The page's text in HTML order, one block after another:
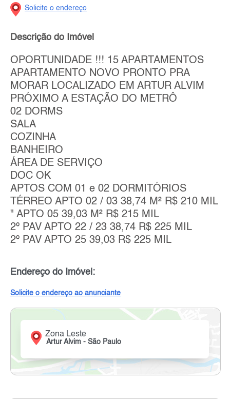
Solicite o endereço
Descrição do Imóvel
OPORTUNIDADE !!! 15 APARTAMENTOS
APARTAMENTO NOVO PRONTO PRA
MORAR LOCALIZADO EM ARTUR ALVIM
PRÓXIMO A ESTAÇÃO DO METRÔ
02 DORMS
SALA
COZINHA
BANHEIRO
ÁREA DE SERVIÇO
DOC OK
APTOS COM 01 e 02 DORMITÓRIOS
TÉRREO APTO 02 / 03 38,74 M² R$ 210 MIL
" APTO 05 39,03 M² R$ 215 MIL
2º PAV APTO 22 / 23 38,74 R$ 225 MIL
2º PAV APTO 25 39,03 R$ 225 MIL
Endereço do Imóvel:
Solicite o endereço ao anunciante
Zona Leste
Artur Alvim - São Paulo